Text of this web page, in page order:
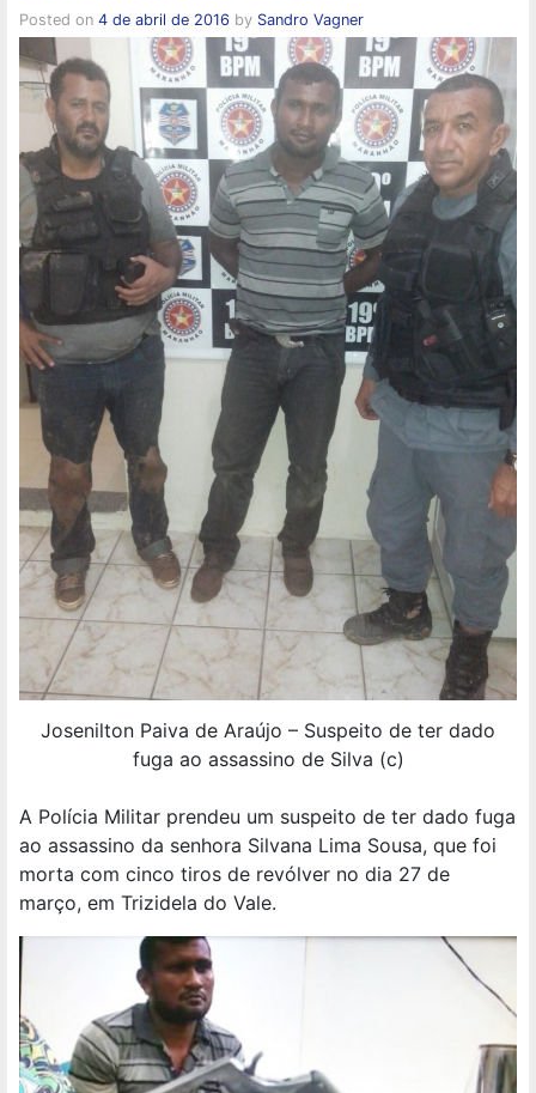
Posted on 4 de abril de 2016 by Sandro Vagner
Josenilton Paiva de Araújo – Suspeito de ter dado
fuga ao assassino de Silva (c)
A Polícia Militar prendeu um suspeito de ter dado fuga
ao assassino da senhora Silvana Lima Sousa, que foi
morta com cinco tiros de revólver no dia 27 de
março, em Trizidela do Vale.